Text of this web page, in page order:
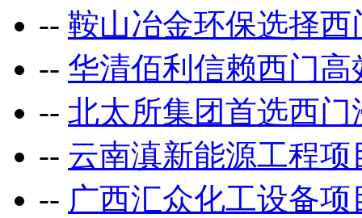
-- 鞍山冶金环保选择
-- 华清佰利信赖西门
-- 北太所集团首选西
-- 云南滇新能源工程项
-- 广西汇众化工设备项